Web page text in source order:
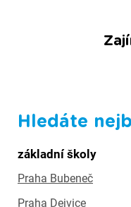
Hledáte
základní školy
Praha Bubeneč
Praha Dejvice